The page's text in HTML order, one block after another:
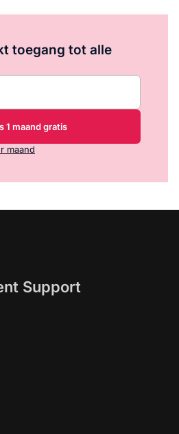
toegang tot alle
1 maand gratis
maand
Support